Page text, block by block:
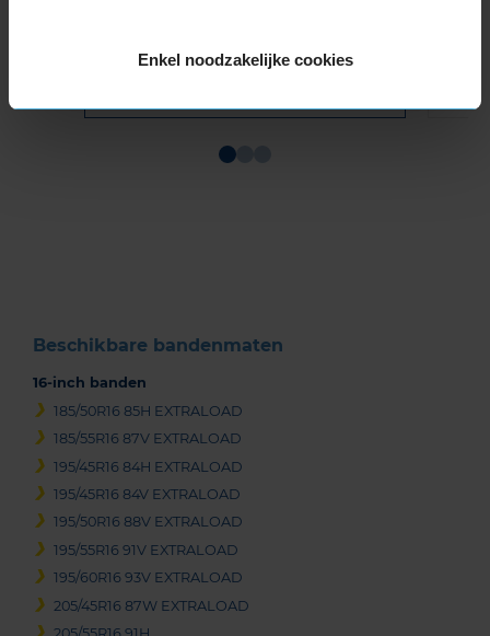
Enkel noodzakelijke cookies
Beschikbare bandenmaten
16-inch banden
185/50R16 85H EXTRALOAD
185/55R16 87V EXTRALOAD
195/45R16 84H EXTRALOAD
195/45R16 84V EXTRALOAD
195/50R16 88V EXTRALOAD
195/55R16 91V EXTRALOAD
195/60R16 93V EXTRALOAD
205/45R16 87W EXTRALOAD